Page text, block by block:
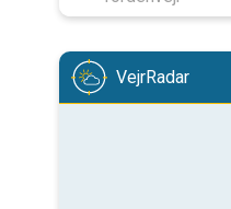
VejrRadar